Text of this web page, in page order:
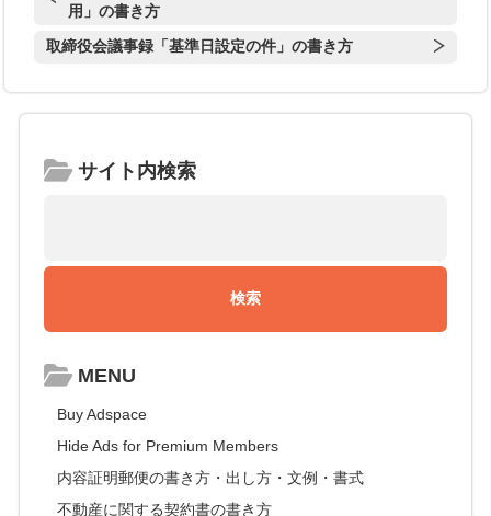
用」の書き方
取締役会議事録「基準日設定の件」の書き方
サイト内検索
MENU
Buy Adspace
Hide Ads for Premium Members
内容証明郵便の書き方・出し方・文例・書式
不動産に関する契約書の書き方